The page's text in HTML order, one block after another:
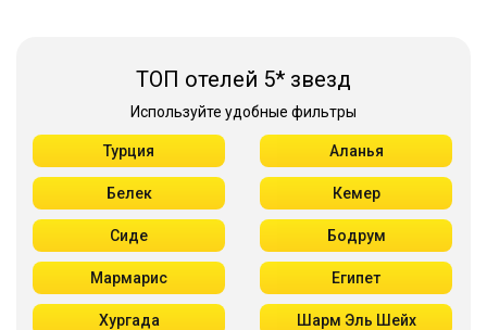
ТОП отелей 5* звезд
Используйте удобные фильтры
Турция Аланья
Белек Кемер
Сиде Бодрум
Мармарис Египет
Хургада Шарм Эль Шейх